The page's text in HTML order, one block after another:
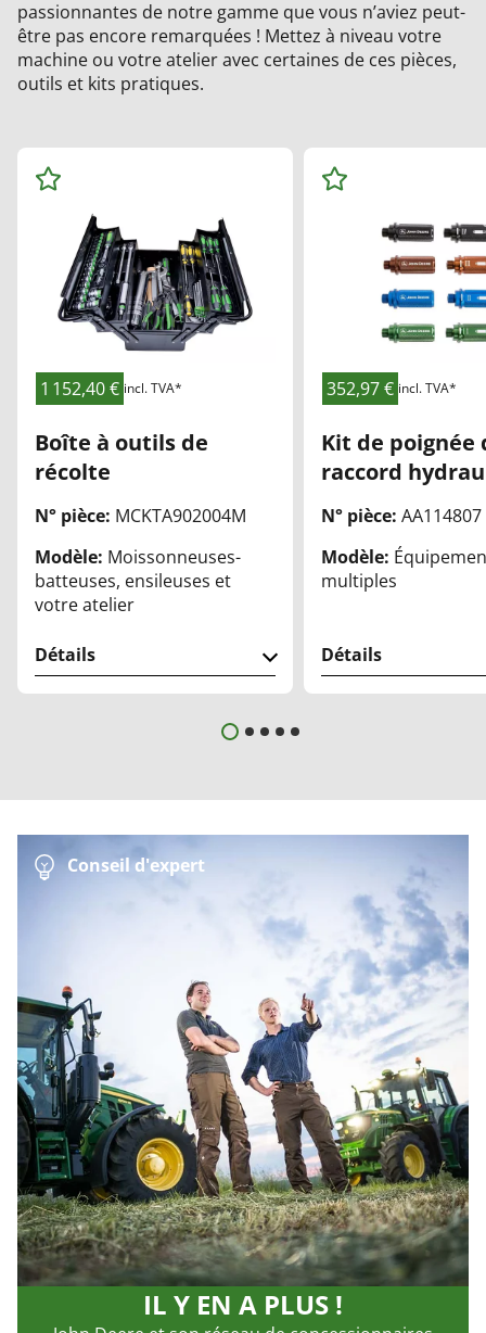
passionnantes de notre gamme que vous n’aviez peut-
être pas encore remarquées ! Mettez à niveau votre
machine ou votre atelier avec certaines de ces pièces,
outils et kits pratiques.
1 152,40 € incl. TVA*
s
Boîte à outils de
récolte
N° pièce: MCKTA902004M
Modèle: Moissonneuses-
batteuses, ensileuses et
votre atelier
Détails
352,97 € incl. TVA*
s
Kit de poignée
raccord
N° pièce: AA114807
Modèle:
multiples
Détails
Conseil d'expert
IL Y EN A PLUS !